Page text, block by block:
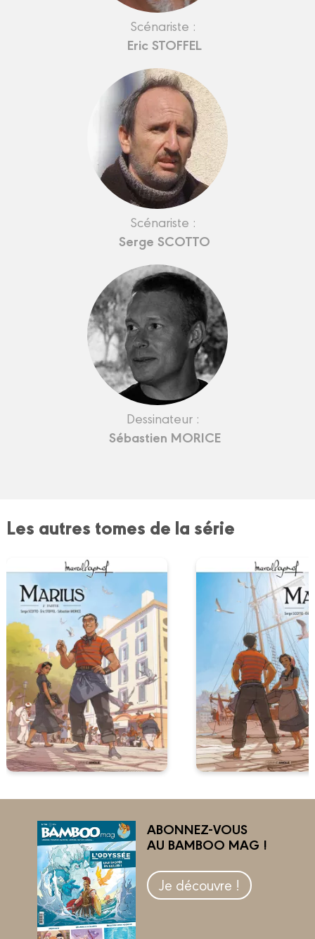
Scénariste :
Eric STOFFEL
Scénariste :
Serge SCOTTO
Dessinateur :
Sébastien MORICE
Les autres tomes de la série
ABONNEZ-VOUS
AU BAMBOO MAG !
Je découvre !